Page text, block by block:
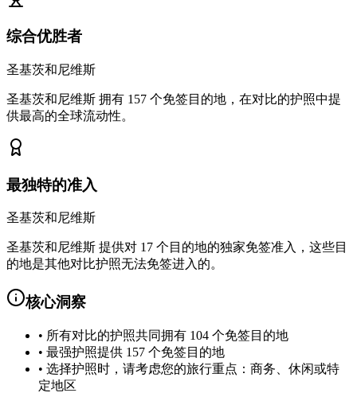
综合优胜者
圣基茨和尼维斯
圣基茨和尼维斯 拥有 157 个免签目的地，在对比的护照中提
供最高的全球流动性。
最独特的准入
圣基茨和尼维斯
圣基茨和尼维斯 提供对 17 个目的地的独家免签准入，这些目
的地是其他对比护照无法免签进入的。
核心洞察
• 所有对比的护照共同拥有 104 个免签目的地
• 最强护照提供 157 个免签目的地
• 选择护照时，请考虑您的旅行重点：商务、休闲或特
定地区